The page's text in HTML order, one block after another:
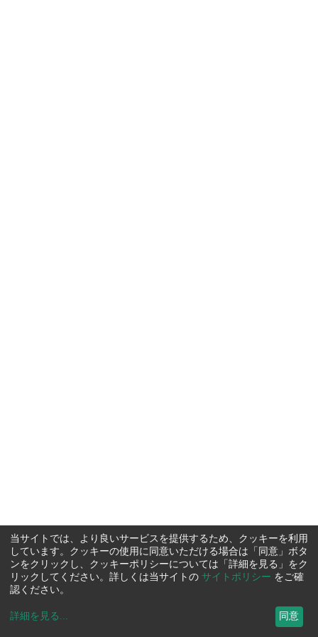
当サイトでは、より良いサービスを提供するため、クッキーを利用
しています。クッキーの使用に同意いただける場合は「同意」ボタ
ンをクリックし、クッキーポリシーについては「詳細を見る」をク
リックしてください。詳しくは当サイトの サイトポリシー をご確
認ください。
詳細を見る ... 同意